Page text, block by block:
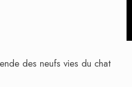
des neufs vies du chat